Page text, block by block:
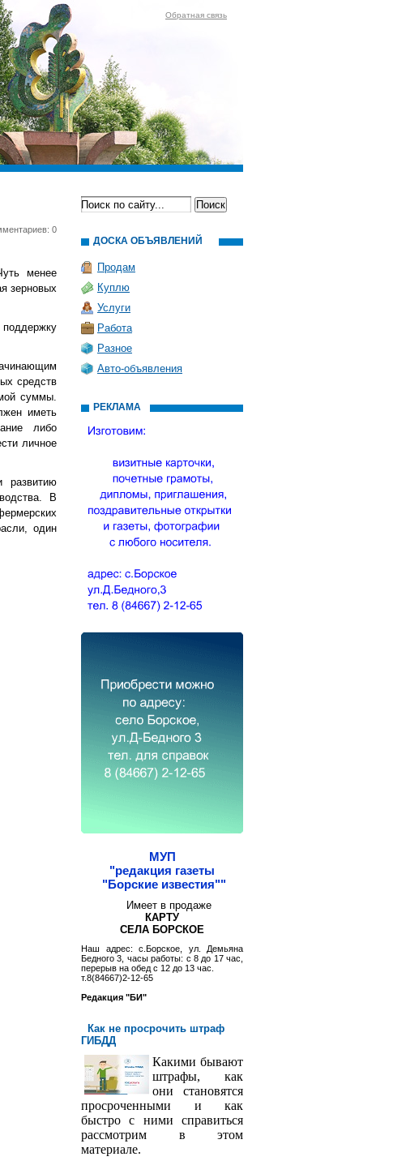
Обратная связь
0
менее
зерновых
средств
суммы.
иметь
либо
личное
развитию
В
один
ДОСКА ОБЪЯВЛЕНИЙ
Продам
Куплю
Услуги
Работа
Разное
Авто-объявления
РЕКЛАМА
МУП
"редакция газеты
"Борские известия""
Имеет в продаже
КАРТУ
СЕЛА БОРСКОЕ
Наш адрес: с.Борское, ул. Демьяна
Бедного 3, часы работы: с 8 до 17 час,
перерыв на обед с 12 до 13 час.
т.8(84667)2-12-65
Редакция "БИ"
Как не просрочить штраф
ГИБДД
Какими бывают
штрафы, как
они становятся
просроченными и как
быстро с ними справиться
рассмотрим в этом
материале.